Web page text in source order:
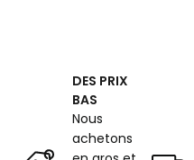
DES PRIX
BAS
Nous
achetons